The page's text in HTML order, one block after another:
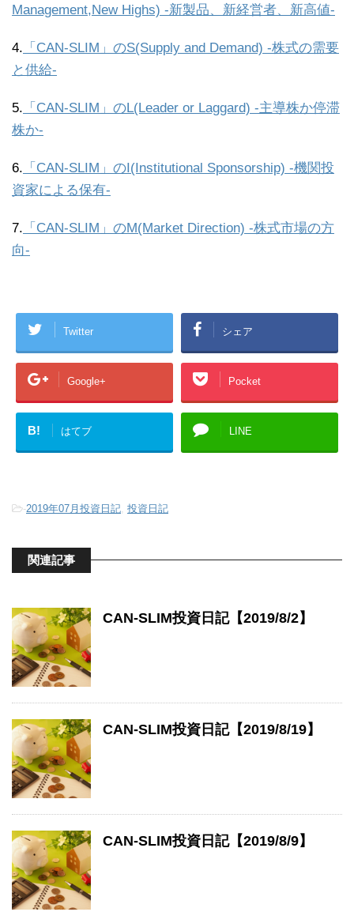
Management,New Highs) -新製品、新経営者、新高値-
4. 「CAN-SLIM」のS(Supply and Demand) -株式の需要
と供給-
5. 「CAN-SLIM」のL(Leader or Laggard) -主導株か停滞
株か-
6. 「CAN-SLIM」のI(Institutional Sponsorship) -機関投
資家による保有-
7. 「CAN-SLIM」のM(Market Direction) -株式市場の方
向-
Twitter シェア
Google+ Pocket
B! はてブ LINE
-2019年07月投資日記 投資日記
関連記事
CAN-SLIM投資日記【2019/8/2】
CAN-SLIM投資日記【2019/8/19】
CAN-SLIM投資日記【2019/8/9】